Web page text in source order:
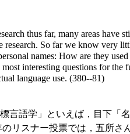
thus far, many areas have
research. So far we know very
names: How are they
interesting questions for the
language use. (380--81)
言語学」といえば，目下「
リスナー投票では，五所